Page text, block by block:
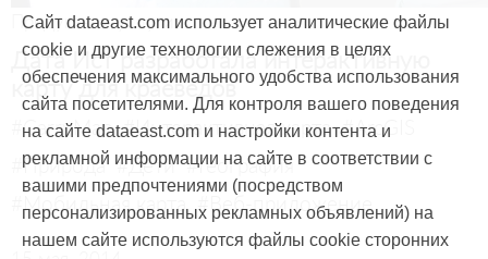
Продукты и услуги
Дата Ист разработала интерактивную
карту для краеведов
#CarryMap #Интерактивная карта #ArcGIS
#Природа #Дети #География
#Мобильная карта #Веб-приложение
Сайт dataeast.com использует аналитические файлы
cookie и другие технологии слежения в целях
обеспечения максимального удобства использования
сайта посетителями. Для контроля вашего поведения
на сайте dataeast.com и настройки контента и
рекламной информации на сайте в соответствии с
вашими предпочтениями (посредством
персонализированных рекламных объявлений) на
нашем сайте используются файлы cookie сторонних